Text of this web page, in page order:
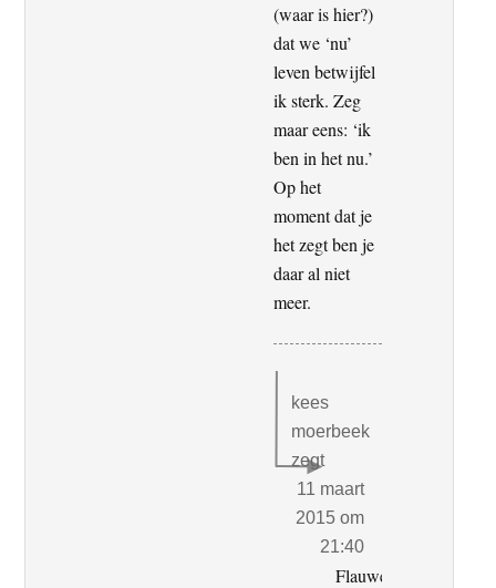
(waar is hier?)
dat we ‘nu’
leven betwijfel
ik sterk. Zeg
maar eens: ‘ik
ben in het nu.’
Op het
moment dat je
het zegt ben je
daar al niet
meer.
kees
moerbeek
zegt
11 maart
2015 om
21:40
Flauwe